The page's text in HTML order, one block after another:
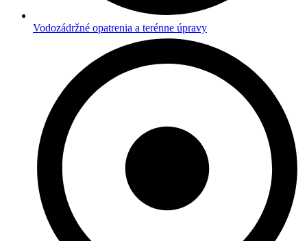
Vodozádržné opatrenia a terénne úpravy